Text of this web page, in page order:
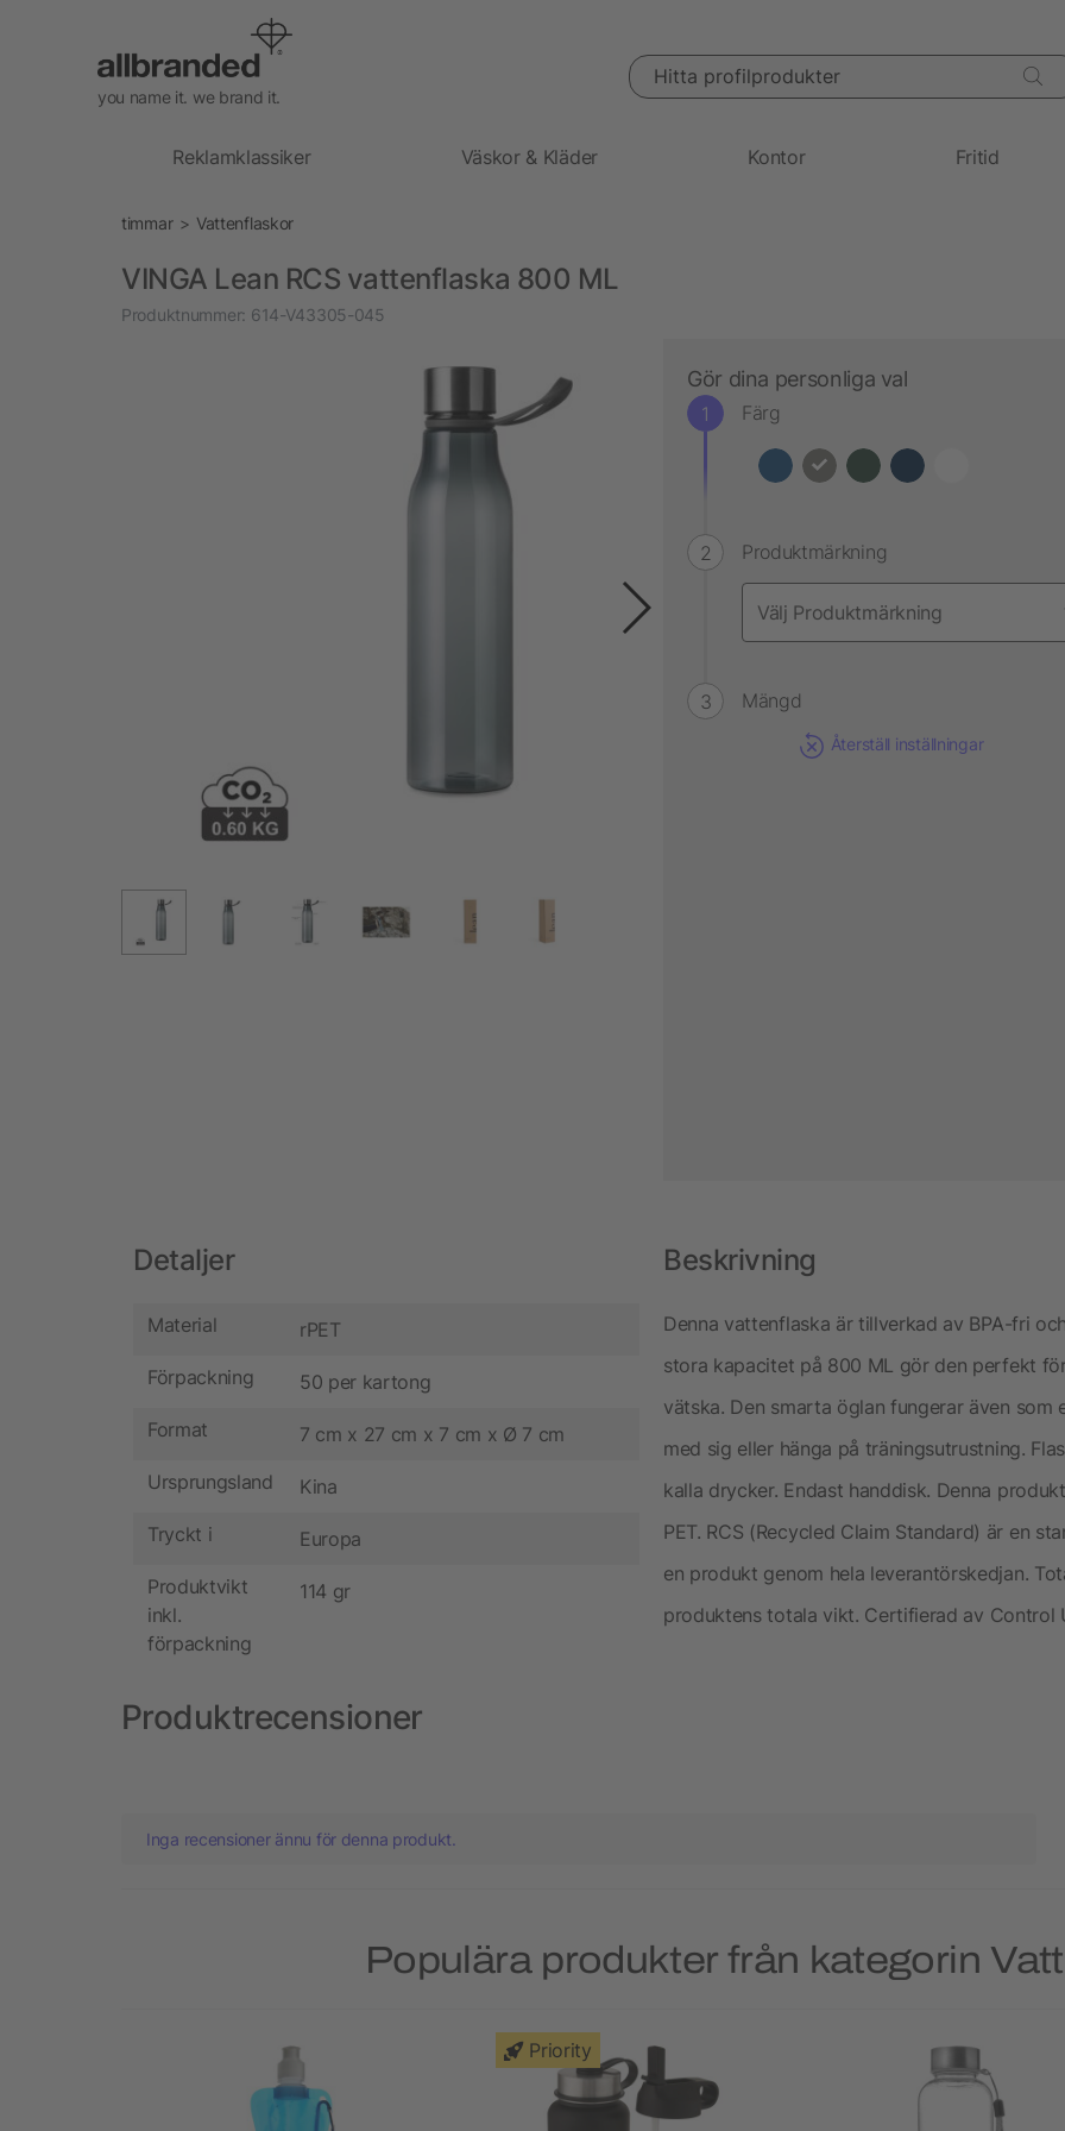
you name it. we brand it.
Hitta profilprodukter
Reklamklassiker Väskor & Kläder Kontor Fritid
timmar Vattenflaskor
VINGA Lean RCS vattenflaska 800 ML
Produktnummer: 614-V43305-045
Gör dina personliga val
Färg
Produktmärkning
Mängd
Återställ inställningar
Detaljer
Material rPET
Förpackning 50 per kartong
Format 7 cm x 27 cm x 7 cm x Ø 7 cm
Ursprungsland Kina
Tryckt i Europa
Produktvikt
inkl.
förpackning
114 gr
Beskrivning
Denna vattenflaska är tillverkad av BPA-fri
stora kapacitet på 800 ML gör den perfekt
vätska. Den smarta öglan fungerar även
med sig eller hänga på träningsutrustning.
kalla drycker. Endast handdisk. Denna
PET. RCS (Recycled Claim Standard) är en
en produkt genom hela leverantörskedjan.
produktens totala vikt. Certifierad av Control
Produktrecensioner
Inga recensioner ännu för denna produkt.
Populära produkter från kategorin
Priority